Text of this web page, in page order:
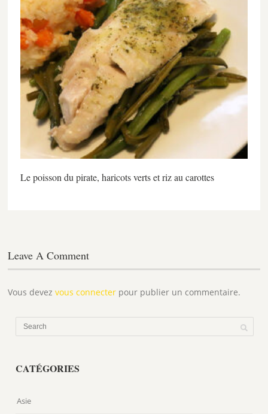
Le poisson du pirate, haricots verts et riz au carottes
Leave A Comment
Vous devezvous connecter pour publier un commentaire.
CATÉGORIES
Asie